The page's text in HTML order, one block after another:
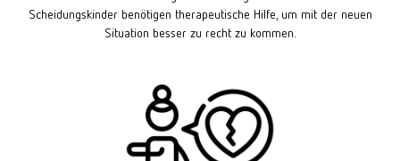
Scheidungskinder benötigen therapeutische Hilfe, um mit der neuen
Situation besser zu recht zu kommen.